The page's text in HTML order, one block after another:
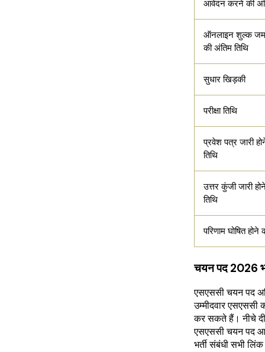
आवेदन करने की
ऑनलाइन शुल्क
की अंतिम तिथि
सुधार खिड़की
परीक्षा तिथि
प्रवेश पत्र जारी
तिथि
उत्तर कुंजी जारी
तिथि
परिणाम घोषित होने
चयन पद 2026
एसएससी चयन पद
उम्मीदवार
कर सकते हैं। नीचे
एसएससी चयन पद
भर्ती संबंधी सभी